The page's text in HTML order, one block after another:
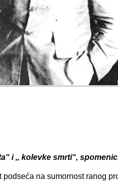
i ,, kolevke smrti“,
podseća na sumornost ranog